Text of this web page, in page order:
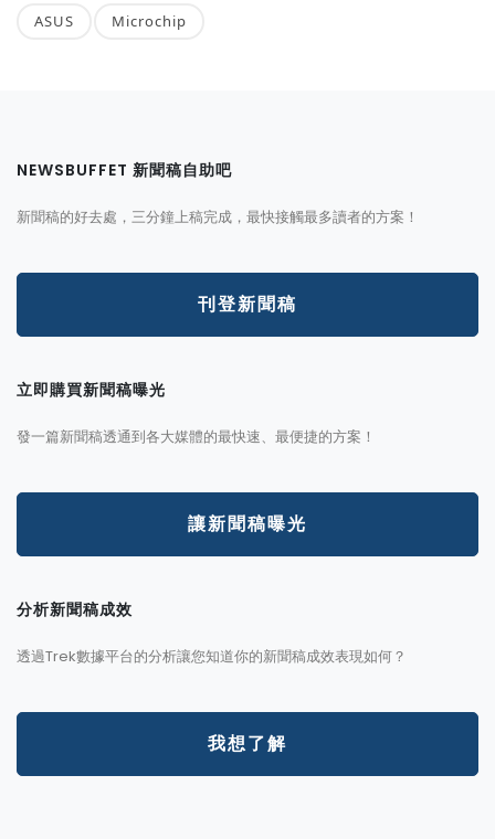
ASUS Microchip
NEWSBUFFET 新聞稿自助吧
新聞稿的好去處，三分鐘上稿完成，最快接觸最多讀者的方案！
刊登新聞稿
立即購買新聞稿曝光
發一篇新聞稿透通到各大媒體的最快速、最便捷的方案！
讓新聞稿曝光
分析新聞稿成效
透過Trek數據平台的分析讓您知道你的新聞稿成效表現如何？
我想了解